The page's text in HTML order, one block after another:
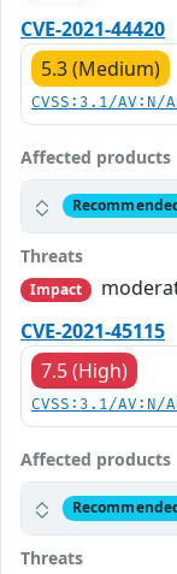
CVE-2021-44420
5.3 (Medium)
CVSS:3.1/
Affected products
Threats
Impact
CVE-2021-45115
7.5 (High)
CVSS:3.1/
Affected products
Threats